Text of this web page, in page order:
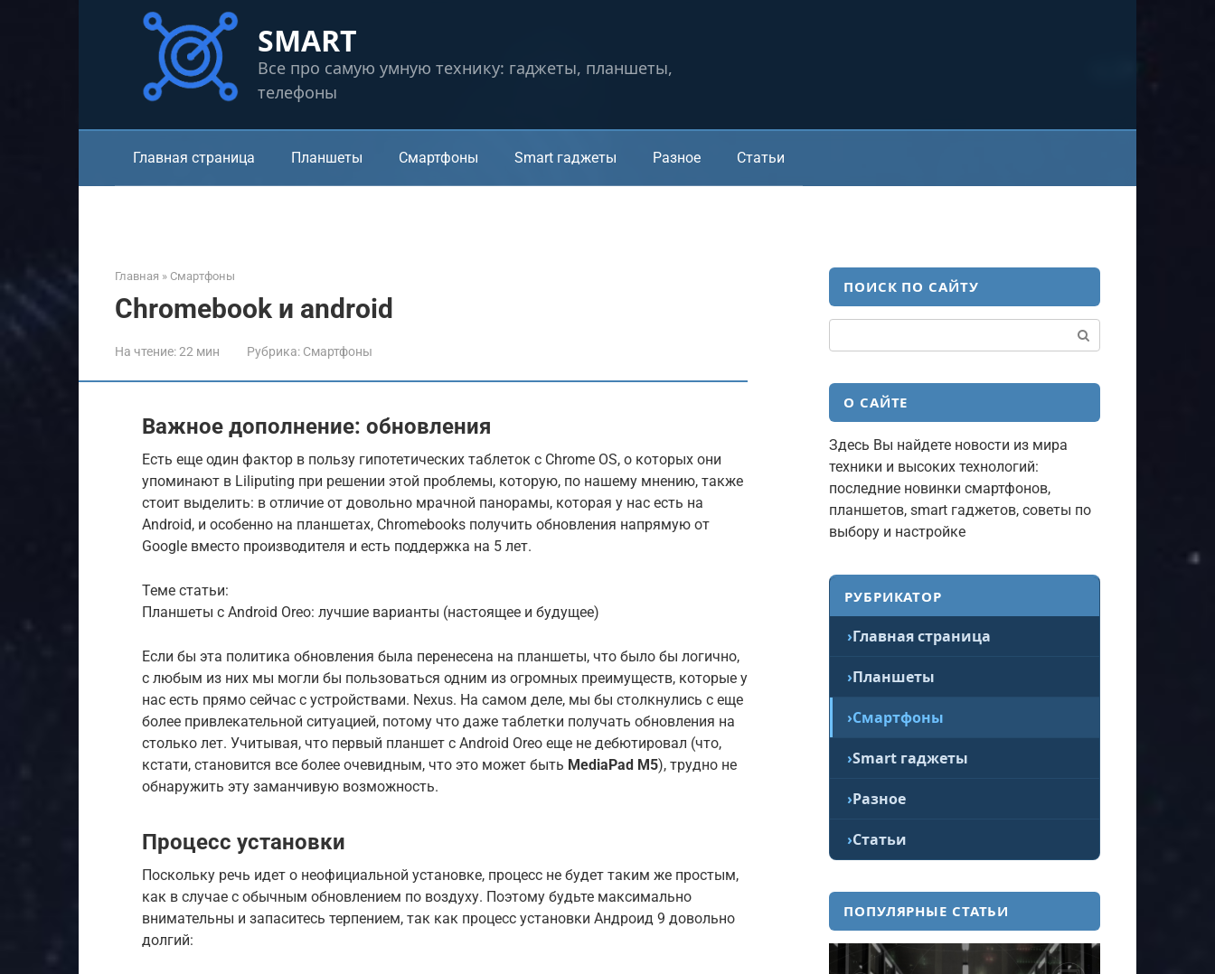
SMART
Все про самую умную технику: гаджеты, планшеты,
телефоны
Главная страница Планшеты Смартфоны Smart гаджеты Разное Статьи
Главная » Смартфоны
Chromebook и android
На чтение:22 мин Рубрика: Смартфоны
Важное дополнение: обновления
Есть еще один фактор в пользу гипотетических таблеток с Chrome OS, о которых они
упоминают в Liliputing при решении этой проблемы, которую, по нашему мнению, также
стоит выделить: в отличие от довольно мрачной панорамы, которая у нас есть на
Android, и особенно на планшетах, Chromebooks получить обновления напрямую от
Google вместо производителя и есть поддержка на 5 лет.
Теме статьи:
Планшеты с Android Oreo: лучшие варианты (настоящее и будущее)
Если бы эта политика обновления была перенесена на планшеты, что было бы логично,
с любым из них мы могли бы пользоваться одним из огромных преимуществ, которые у
нас есть прямо сейчас с устройствами. Nexus. На самом деле, мы бы столкнулись с еще
более привлекательной ситуацией, потому что даже таблетки получать обновления на
столько лет. Учитывая, что первый планшет с Android Oreo еще не дебютировал (что,
кстати, становится все более очевидным, что это может быть MediaPad M5), трудно не
обнаружить эту заманчивую возможность.
Процесс установки
Поскольку речь идет о неофициальной установке, процесс не будет таким же простым,
как в случае с обычным обновлением по воздуху. Поэтому будьте максимально
внимательны и запаситесь терпением, так как процесс установки Андроид 9 довольно
долгий:
ПОИСК ПО САЙТУ
О САЙТЕ
Здесь Вы найдете новости из мира
техники и высоких технологий:
последние новинки смартфонов,
планшетов, smart гаджетов, советы по
выбору и настройке
РУБРИКАТОР
Главная страница
Планшеты
Смартфоны
Smart гаджеты
Разное
Статьи
ПОПУЛЯРНЫЕ СТАТЬИ